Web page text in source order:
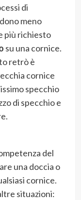
di
meno
più richiesto
su una cornice.
retrò è
cornice
specchio
di specchio e
del
una doccia o
cornice.
situazioni: